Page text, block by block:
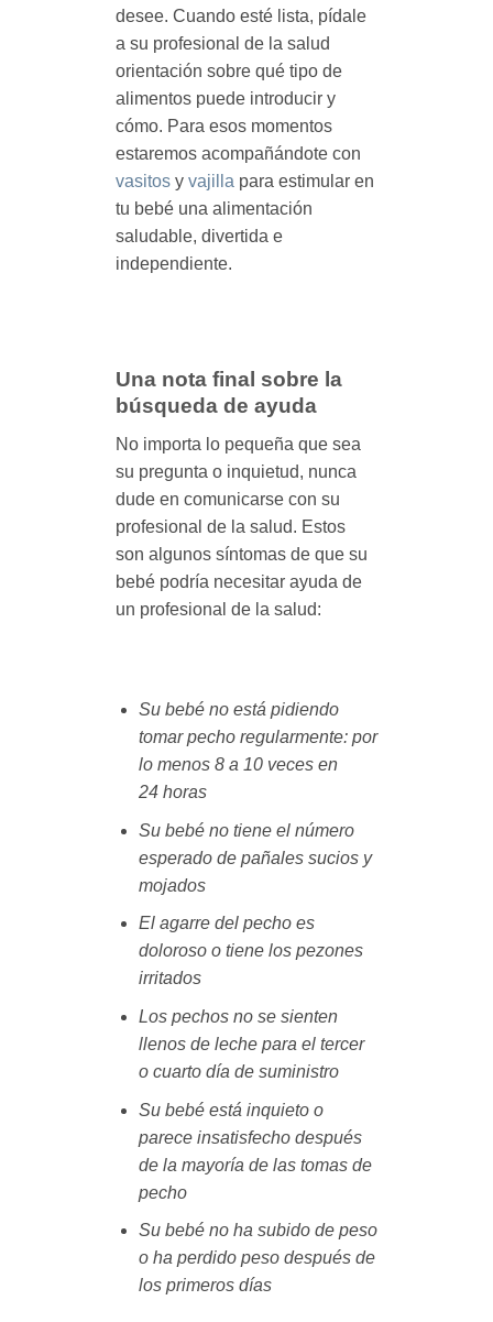
desee. Cuando esté lista, pídale
a su profesional de la salud
orientación sobre qué tipo de
alimentos puede introducir y
cómo. Para esos momentos
estaremos acompañándote con
vasitos y vajilla para estimular en
tu bebé una alimentación
saludable, divertida e
independiente.
Una nota final sobre la
búsqueda de ayuda
No importa lo pequeña que sea
su pregunta o inquietud, nunca
dude en comunicarse con su
profesional de la salud. Estos
son algunos síntomas de que su
bebé podría necesitar ayuda de
un profesional de la salud:
Su bebé no está pidiendo
tomar pecho regularmente: por
lo menos 8 a 10 veces en
24 horas
Su bebé no tiene el número
esperado de pañales sucios y
mojados
El agarre del pecho es
doloroso o tiene los pezones
irritados
Los pechos no se sienten
llenos de leche para el tercer
o cuarto día de suministro
Su bebé está inquieto o
parece insatisfecho después
de la mayoría de las tomas de
pecho
Su bebé no ha subido de peso
o ha perdido peso después de
los primeros días